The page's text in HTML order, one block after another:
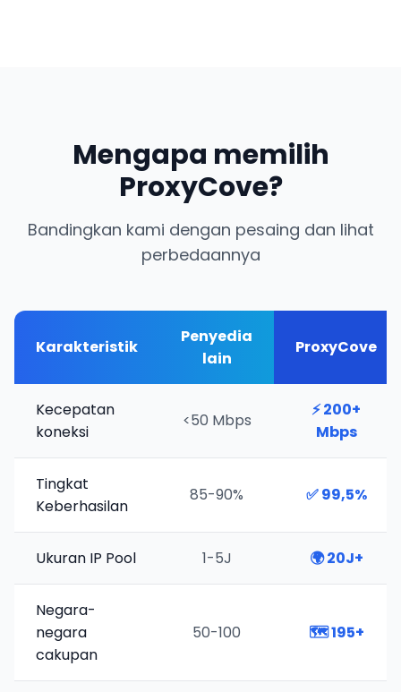
Mengapa memilih
ProxyCove?
Bandingkan kami dengan pesaing dan lihat
perbedaannya
Karakteristik
Penyedia
lain
ProxyCove
Kecepatan
koneksi
<50 Mbps
⚡200+
Mbps
Tingkat
Keberhasilan
85-90% ✅99,5%
Ukuran IP Pool 1-5J 🌍20J+
Negara-
negara
cakupan
50-100 🗺️195+